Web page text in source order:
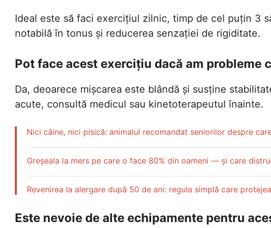
Ideal este să faci exercițiul zilnic, timp de cel puțin 3
notabilă în tonus și reducerea senzației de rigiditate.
Pot face acest exercițiu dacă am probleme
Da, deoarece mișcarea este blândă și susține
acute, consultă medicul sau kinetoterapeutul înainte.
Nici câine, nici pisică: animalul recomandat seniorilor despre
Greșeala la mers pe care o face 80% din oameni — și care
Revenirea la alergare după 50 de ani: regula simplă care
Este nevoie de alte echipamente pentru